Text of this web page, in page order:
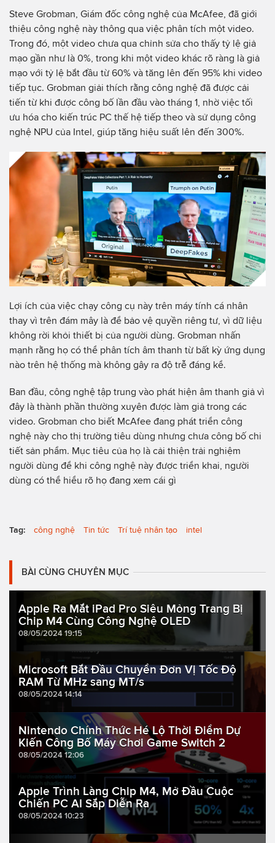
Steve Grobman, Giám đốc công nghệ của McAfee, đã giới
thiệu công nghệ này thông qua việc phân tích một video.
Trong đó, một video chưa qua chỉnh sửa cho thấy tỷ lệ giả
mạo gần như là 0%, trong khi một video khác rõ ràng là giả
mạo với tỷ lệ bắt đầu từ 60% và tăng lên đến 95% khi video
tiếp tục. Grobman giải thích rằng công nghệ đã được cải
tiến từ khi được công bố lần đầu vào tháng 1, nhờ việc tối
ưu hóa cho kiến trúc PC thế hệ tiếp theo và sử dụng công
nghệ NPU của Intel, giúp tăng hiệu suất lên đến 300%.
Lợi ích của việc chạy công cụ này trên máy tính cá nhân
thay vì trên đám mây là để bảo vệ quyền riêng tư, vì dữ liệu
không rời khỏi thiết bị của người dùng. Grobman nhấn
mạnh rằng họ có thể phân tích âm thanh từ bất kỳ ứng dụng
nào trên hệ thống mà không gây ra độ trễ đáng kể.
Ban đầu, công nghệ tập trung vào phát hiện âm thanh giả vì
đây là thành phần thường xuyên được làm giả trong các
video. Grobman cho biết McAfee đang phát triển công
nghệ này cho thị trường tiêu dùng nhưng chưa công bố chi
tiết sản phẩm. Mục tiêu của họ là cải thiện trải nghiệm
người dùng để khi công nghệ này được triển khai, người
dùng có thể hiểu rõ họ đang xem cái gì
Tag: công nghệ Tin tức Trí tuệ nhân tạo intel
BÀI CÙNG CHUYÊN MỤC
Apple Ra Mắt iPad Pro Siêu Mỏng Trang Bị
Chip M4 Cùng Công Nghệ OLED
08/05/2024 19:15
Microsoft Bắt Đầu Chuyển Đơn Vị Tốc Độ
RAM Từ MHz sang MT/s
08/05/2024 14:14
Nintendo Chính Thức Hé Lộ Thời Điểm Dự
Kiến Công Bố Máy Chơi Game Switch 2
08/05/2024 12:06
Apple Trình Làng Chip M4, Mở Đầu Cuộc
Chiến PC AI Sắp Diễn Ra
08/05/2024 10:23